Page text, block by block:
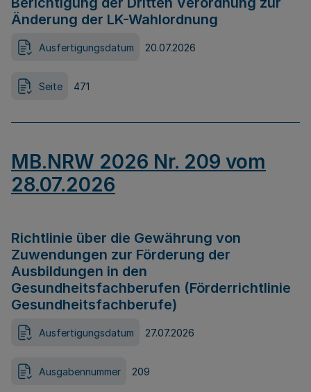
Änderung der LK-Wahlordnung
Ausfertigungsdatum 20.07.2026
Seite 471
MB.NRW 2026 Nr. 209 vom
28.07.2026
Richtlinie über die Gewährung von
Zuwendungen zur Förderung der
Ausbildungen in den
Gesundheitsfachberufen (Förderrichtlinie
Gesundheitsfachberufe)
Ausfertigungsdatum 27.07.2026
Ausgabennummer 209